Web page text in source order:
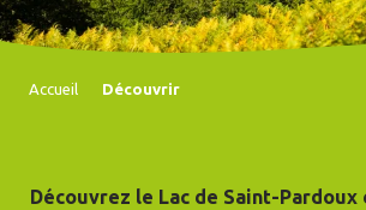
Accueil Découvrir
Découvrez le Lac de Saint-Pardoux